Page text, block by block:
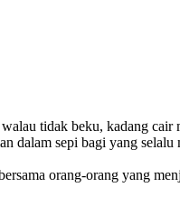
tidak beku, kadang cair
dalam sepi bagi yang selalu
orang-orang yang